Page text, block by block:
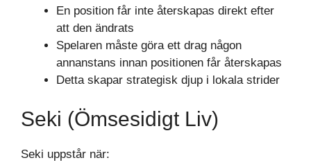
En position får inte återskapas direkt efter
att den ändrats
Spelaren måste göra ett drag någon
annanstans innan positionen får återskapas
Detta skapar strategisk djup i lokala strider
Seki (Ömsesidigt Liv)
Seki uppstår när: